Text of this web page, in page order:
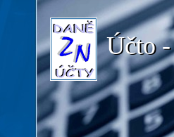
Účto